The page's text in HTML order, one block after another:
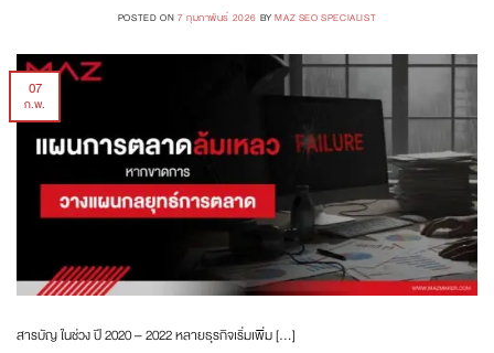
POSTED ON 7 กุมภาพันธ์ 2026 BYMAZ SEO SPECIALIST
07
ก.พ.
สารบัญ ในช่วง ปี 2020 – 2022 หลายธุรกิจเริ่มเพิ่ม […]